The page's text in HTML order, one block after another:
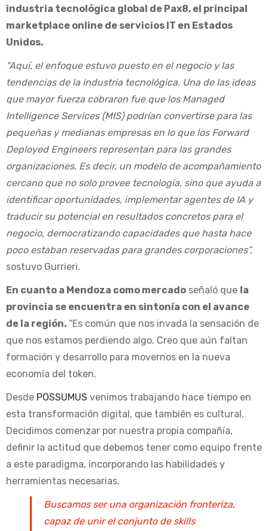
industria tecnológica global de Pax8, el principal
marketplace online de servicios IT en Estados
Unidos.
“Aquí, el enfoque estuvo puesto en el negocio y las
tendencias de la industria tecnológica. Una de las ideas
que mayor fuerza cobraron fue que los Managed
Intelligence Services (MIS) podrían convertirse para las
pequeñas y medianas empresas en lo que los Forward
Deployed Engineers representan para las grandes
organizaciones. Es decir, un modelo de acompañamiento
cercano que no solo provee tecnología, sino que ayuda a
identificar oportunidades, implementar agentes de IA y
traducir su potencial en resultados concretos para el
negocio, democratizando capacidades que hasta hace
poco estaban reservadas para grandes corporaciones”,
sostuvo Gurrieri.
En cuanto a Mendoza como mercado señaló que la
provincia se encuentra en sintonía con el avance
de la región. “Es común que nos invada la sensación de
que nos estamos perdiendo algo. Creo que aún faltan
formación y desarrollo para movernos en la nueva
economía del token.
Desde POSSUMUS venimos trabajando hace tiempo en
esta transformación digital, que también es cultural.
Decidimos comenzar por nuestra propia compañía,
definir la actitud que debemos tener como equipo frente
a este paradigma, incorporando las habilidades y
herramientas necesarias.
Buscamos ser una organización fronteriza,
capaz de unir el conjunto de skills